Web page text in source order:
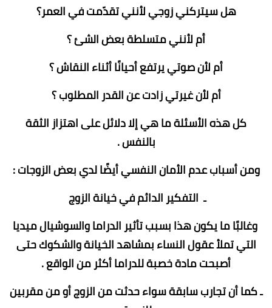
هل سيتركني زوجي لأنني تقدّمت في العمر؟
أم لأنني متسلطة بعض الشئ ؟
أم لأن صوتي يرتفع أحيانًا أثناء النقاش ؟
أم لأن غيرتي زادت عن القدر المطلوب ؟
كل هذه الأسئلة ما هي إلا دلائل على اهتزاز الثقة
بالنفس .
ومن أسباب عدم الأمان النفسي أيضًا لدي بعض الزوجات :
ـ التفكير الدائم في خيانة الزوج
وغالبًا ما يكون هذا بسبب تأثير الدراما والسوشيال ميديا
التي تملأ عقول النساء بمشاهد الخيانة والشكوك حتى
أصبحت مادة خصبة للدراما أكثر من الواقع .
ـ كما أن تجارب سابقة سواء حدثت من الزوج أو من مقربين